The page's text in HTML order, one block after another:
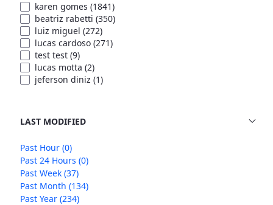
karen gomes (1841)
beatriz rabetti (350)
luiz miguel (272)
lucas cardoso (271)
test test (9)
lucas motta (2)
jeferson diniz (1)
LAST MODIFIED
Past Hour (0)
Past 24 Hours (0)
Past Week (37)
Past Month (134)
Past Year (234)